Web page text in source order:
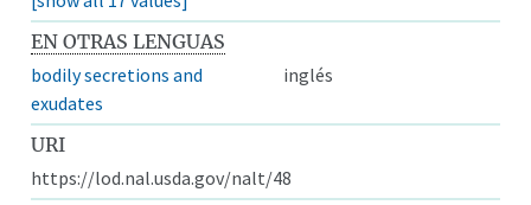
EN OTRAS LENGUAS
bodily secretions and
exudates
inglés
URI
https://lod.nal.usda.gov/nalt/48